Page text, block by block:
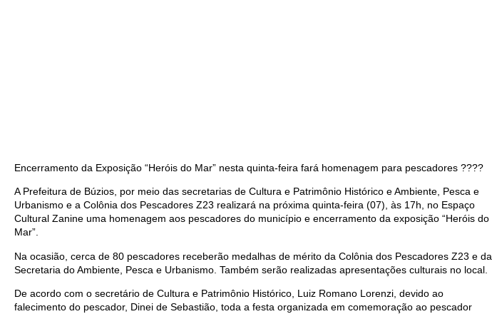
Encerramento da Exposição “Heróis do Mar” nesta quinta-feira fará homenagem para pescadores ????
A Prefeitura de Búzios, por meio das secretarias de Cultura e Patrimônio Histórico e Ambiente, Pesca e
Urbanismo e a Colônia dos Pescadores Z23 realizará na próxima quinta-feira (07), às 17h, no Espaço
Cultural Zanine uma homenagem aos pescadores do município e encerramento da exposição “Heróis do
Mar”.
Na ocasião, cerca de 80 pescadores receberão medalhas de mérito da Colônia dos Pescadores Z23 e da
Secretaria do Ambiente, Pesca e Urbanismo. Também serão realizadas apresentações culturais no local.
De acordo com o secretário de Cultura e Patrimônio Histórico, Luiz Romano Lorenzi, devido ao
falecimento do pescador, Dinei de Sebastião, toda a festa organizada em comemoração ao pescador